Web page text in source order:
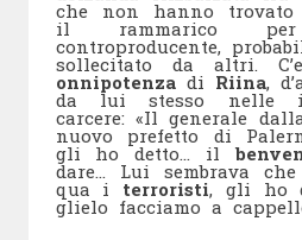
che non hanno
il rammarico
controproducente,
sollecitato da altri.
onnipotenza di Riina,
da lui stesso nelle
carcere: «Il generale
nuovo prefetto di
gli ho detto… il
dare… Lui sembrava
qua i terroristi, gli ho
glielo facciamo a